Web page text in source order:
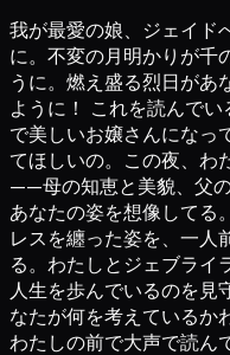
我が最愛の娘、ジェイド
に。不変の月明かりが千
うに。燃え盛る烈日があ
ように！ これを読んで
で美しいお嬢さんになっ
てほしいの。この夜、わ
——母の知恵と美貌、父
あなたの姿を想像してる
レスを纏った姿を、一人
る。わたしとジェブライ
人生を歩んでいるのを見
なたが何を考えているか
わたしの前で大声で読ん